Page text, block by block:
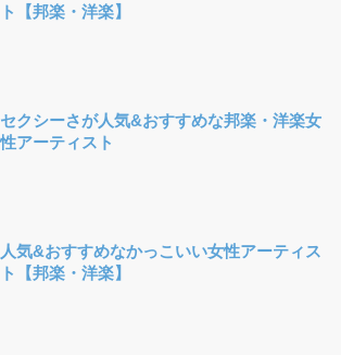
ト【邦楽・洋楽】
セクシーさが人気&おすすめな邦楽・洋楽女
性アーティスト
人気&おすすめなかっこいい女性アーティス
ト【邦楽・洋楽】